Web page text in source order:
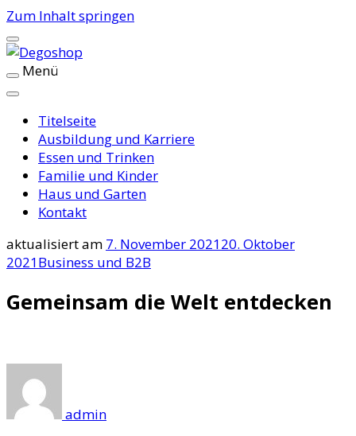
Zum Inhalt springen
Degoshop
Menü
Titelseite
Ausbildung und Karriere
Essen und Trinken
Familie und Kinder
Haus und Garten
Kontakt
aktualisiert am 7. November 202120. Oktober
2021Business und B2B
Gemeinsam die Welt entdecken
admin